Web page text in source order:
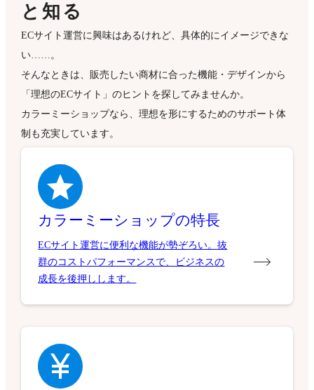
と知る
ECサイト運営に興味はあるけれど、具体的にイメージできな
い……。
そんなときは、販売したい商材に合った機能・デザインから
「理想のECサイト」のヒントを探してみませんか。
カラーミーショップなら、理想を形にするためのサポート体
制も充実しています。
カラーミーショップの特長
ECサイト運営に便利な機能が勢ぞろい。抜
群のコストパフォーマンスで、ビジネスの
成長を後押しします。